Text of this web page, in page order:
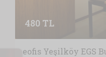
480 TL
eofis Yeşilköy EGS